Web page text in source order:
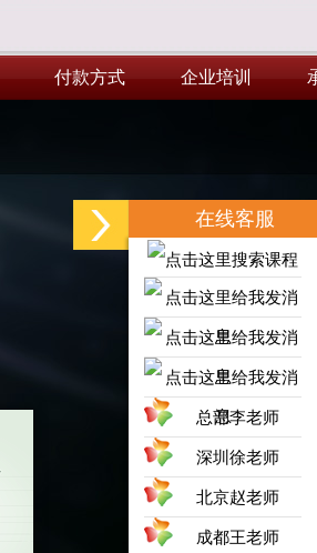
付款方式 企业培训
在线客服
总部李老师
深圳徐老师
北京赵老师
成都王老师